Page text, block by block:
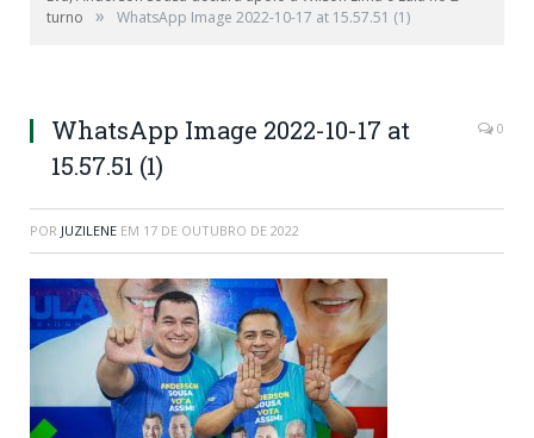
turno
» WhatsApp Image 2022-10-17 at 15.57.51 (1)
WhatsApp Image 2022-10-17 at
15.57.51 (1)
0
POR JUZILENE EM 17 DE OUTUBRO DE 2022